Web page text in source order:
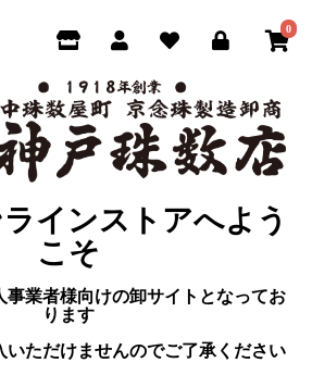
0
インストアへよう
こそ
事業者様向けの卸サイトとなってお
ります
いただけませんのでご了承ください